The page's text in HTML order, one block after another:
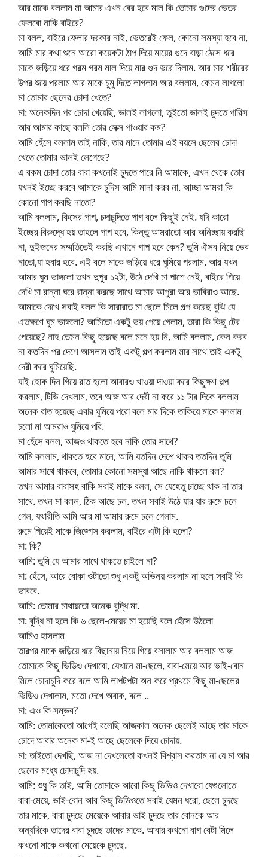
আর মাকে বললাম মা আমার এখন বের হবে মাল কি তোমার গুদের ভেতর
ফেলবো নাকি বাইরে?
মা বলল, বাইরে ফেলার দরকার নাই, ভেতরেই ফেল, কোনো সমস্যা হবে না,
আমি মার কথা শুনে আরো কয়েকটা ঠাপ দিয়ে মায়ের গুদে বাড়া ঠেসে ধরে
মাকে জড়িয়ে ধরে গরম গরম মাল দিয়ে মার গুদ ভরে দিলাম. আর মার শরীরের
উপর শুয়ে পরলাম আর মাকে চুমু দিতে লাগলাম আর বললাম, কেমন লাগলো
মা তোমার ছেলের চোদা খেতে?
মা: অনেকদিন পর চোদা খেয়েছি, ভালই লাগলো, তুইতো ভালই চুদতে পারিস
আর আমার কাছে বললি তোর সেক্স পাওয়ার কম?
আমি হেঁসে বললাম তাই নাকি, তার মানে তোমার এই বয়সে ছেলের চোদা
খেতে তোমার ভালই লেগেছে?
এ রকম চোদা তোর বাবা কখনোই চুদতে পারে নি আমাকে, এখন থেকে তোর
যখনই ইচ্ছে করবে আমাকে চুদিস আমি মানা করব না. আচ্ছা আমরা কি
কোনো পাপ করছি নাতো?
আমি বললাম, কিসের পাপ, চদাচুদিতে পাপ বলে কিছুই নেই. যদি কারো
ইচ্ছের বিরুদ্ধে হয় তাহলে পাপ হবে, কিন্তু আমরাতো আর অনিচ্ছায় করছি
না, দুইজনের সম্মতিতেই করছি এখানে পাপ হবে কেন? তুমি ঐসব নিয়ে ভেব
নাতো,যা হবার হবে. এই বলে মাকে জড়িয়ে ধরে ঘুমিয়ে পরলাম. আর যখন
আমার ঘুম ভাঙ্গলো তখন দুপুর ১২টা, উঠে দেখি মা পাশে নেই, বাইরে গিয়ে
দেখি মা রান্না ঘরে রান্না করছে সাথে আমার আপুরা আর ভাবিরাও আছে.
আমাকে দেখে সবাই বলল কি সারারাত মা ছেলে মিলে গল্প করেছ বুঝি যে
এতক্ষণে ঘুম ভাঙ্গলো? আমিতো একটু ভয় পেয়ে গেলাম, তারা কি কিছু টের
পেয়েছে? নাহ তেমন কিছু হয়েছে বলে মনে হয় নি, আমি বললাম, কেন করব
না কতদিন পর দেশে আসলাম তাই একটু গল্প করলাম মার সাথে তাই একটু
দেরী করে ঘুমিয়েছি.
যাই হোক দিন গিয়ে রাত হলো আবারও খাওয়া দাওয়া করে কিছুক্ষণ গল্প
করলাম, টিভি দেখলাম, তবে আজ আর দেরী না করে ১১ টার দিকে বললাম
অনেক রাত হয়েছে এবার ঘুমিয়ে পরো বলে মার দিকে তাকিয়ে মাকে বললাম
চলো মা আমরাও ঘুমিয়ে পরি.
মা হেঁসে বলল, আজও থাকতে হবে নাকি তোর সাথে?
আমি বললাম, থাকতে হবে মানে, আমি যতদিন দেশে থাকব ততদিন তুমি
আমার সাথে থাকবে, তোমার কোনো সমস্যা আছে নাকি থাকলে বল?
তখন আমার বাবাসহ বাকি সবাই মাকে বলল, সে যেহেতু চাচ্ছে থাক না তার
সাথে. তখন মা বলল, ঠিক আছে চল. তখন সবাই উঠে যার যার রুমে চলে
গেল, যথারীতি আমি আর মা আমার রুমে চলে গেলাম.
রুমে গিয়েই মাকে জিজ্গেস করলাম, বাইরে এটা কি হলো?
মা: কি?
আমি: তুমি যে আমার সাথে থাকতে চাইলে না?
মা: হেঁসে, আরে বোকা ওটাতো শুধু একটু অভিনয় করলাম না হলে সবাই কি
ভাববে.
আমি: তোমার মাথায়তো অনেক বুদ্ধি মা.
মা: বুদ্ধি না হলে কি ৬ ছেলে-মেয়ের মা হয়েছি বলে হেঁসে উঠলো
আমিও হাসলাম
তারপর মাকে জড়িয়ে ধরে বিছানায় নিয়ে গিয়ে বসালাম আর বললাম আজ
তোমাকে কিছু ভিডিও দেখাবো, যেখানে মা-ছেলে, বাবা-মেয়ে আর ভাই-বোন
মিলে চোদাচুদি করে বলে আমি লাপটপটা অন করে প্রথমে কিছু মা-ছেলের
ভিডিও দেখালাম, মতো দেখে অবাক, বলে ..
মা: এও কি সম্ভব?
আমি: তোমাকেতো আগেই বলেছি আজকাল অনেক ছেলেই আছে তার মাকে
চোদে আবার অনেক মা-ই আছে ছেলেকে দিয়ে চোদায়.
মা: তাইতো দেখছি, আজ না দেখলেতো কখনই বিশ্বাস করতাম না যে মা আর
ছেলের মধ্যে চোদাচুদি হয়.
আমি: শুধু কি তাই, আমি তোমাকে আরো কিছু ভিডিও দেখাবো যেগুলোতে
বাবা-মেয়ে, ভাই-বোন আর কিছু ভিডিওতে সবাই যেমন ধরো, ছেলে চুদছে
তার মাকে, বাবা চুদছে মেয়েকে আবার ভাই চুদছে তার বোনকে আর
অন্যদিকে তাদের বাবা চুদছে তাদের মাকে. আবার কখনো বাপ বেটা মিলে
কখনো মাকে কখনো মেয়েকে চুদছে.